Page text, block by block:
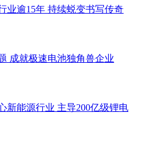
业逾15年 持续蜕变书写传奇
成就极速电池独角兽企业
新能源行业 主导200亿级锂电